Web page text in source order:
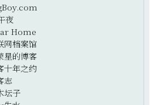
夜
Home
网档案馆
星的博客
十年之约
志
坛子